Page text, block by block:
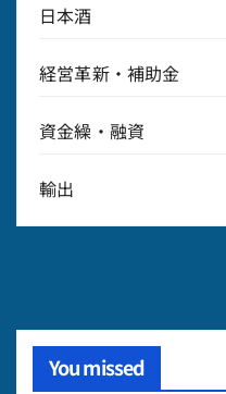
日本酒
経営革新・補助金
資金繰・融資
輸出
You missed